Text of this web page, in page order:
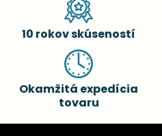
10 rokov skúseností
Okamžitá expedícia
tovaru